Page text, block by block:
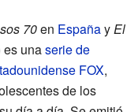
70en EspañayEl
es unaserie de
FOX,
de los